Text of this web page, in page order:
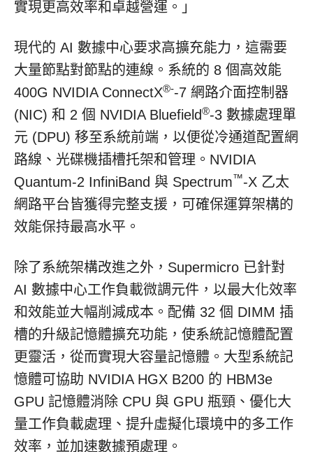
實現更高效率和卓越營運。」
現代的 AI 數據中心要求高擴充能力，這需要
大量節點對節點的連線。系統的 8 個高效能
400G NVIDIA ConnectX®--7 網路介面控制器
(NIC) 和 2 個 NVIDIA Bluefield®-3 數據處理單
元 (DPU) 移至系統前端，以便從冷通道配置網
路線、光碟機插槽托架和管理。NVIDIA
Quantum-2 InfiniBand 與 Spectrum™-X 乙太
網路平台皆獲得完整支援，可確保運算架構的
效能保持最高水平。
除了系統架構改進之外，Supermicro 已針對
AI 數據中心工作負載微調元件，以最大化效率
和效能並大幅削減成本。配備 32 個 DIMM 插
槽的升級記憶體擴充功能，使系統記憶體配置
更靈活，從而實現大容量記憶體。大型系統記
憶體可協助 NVIDIA HGX B200 的 HBM3e
GPU 記憶體消除 CPU 與 GPU 瓶頸、優化大
量工作負載處理、提升虛擬化環境中的多工作
效率，並加速數據預處理。